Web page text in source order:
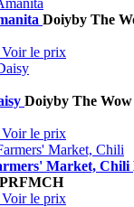
Doiyby The
Voir le prix
Doiyby The
Voir le prix
Market, Chili
Voir le prix